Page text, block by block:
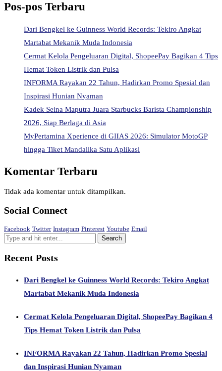
Pos-pos Terbaru
Dari Bengkel ke Guinness World Records: Tekiro Angkat
Martabat Mekanik Muda Indonesia
Cermat Kelola Pengeluaran Digital, ShopeePay Bagikan 4 Tips
Hemat Token Listrik dan Pulsa
INFORMA Rayakan 22 Tahun, Hadirkan Promo Spesial dan
Inspirasi Hunian Nyaman
Kadek Seina Maputra Juara Starbucks Barista Championship
2026, Siap Berlaga di Asia
MyPertamina Xperience di GIIAS 2026: Simulator MotoGP
hingga Tiket Mandalika Satu Aplikasi
Komentar Terbaru
Tidak ada komentar untuk ditampilkan.
Social Connect
Facebook Twitter Instagram Pinterest Youtube Email
Recent Posts
Dari Bengkel ke Guinness World Records: Tekiro Angkat
Martabat Mekanik Muda Indonesia
Cermat Kelola Pengeluaran Digital, ShopeePay Bagikan 4
Tips Hemat Token Listrik dan Pulsa
INFORMA Rayakan 22 Tahun, Hadirkan Promo Spesial
dan Inspirasi Hunian Nyaman